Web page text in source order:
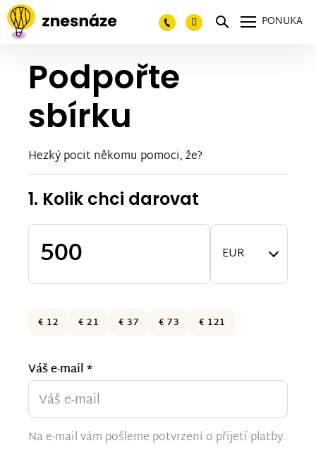
PONUKA
Podpořte
sbírku
Hezký pocit někomu pomoci, že?
1. Kolik chci darovat
EUR
€ 12 € 21 € 37 € 73 € 121
Váš e-mail *
Na e-mail vám pošleme potvrzení o přijetí platby.